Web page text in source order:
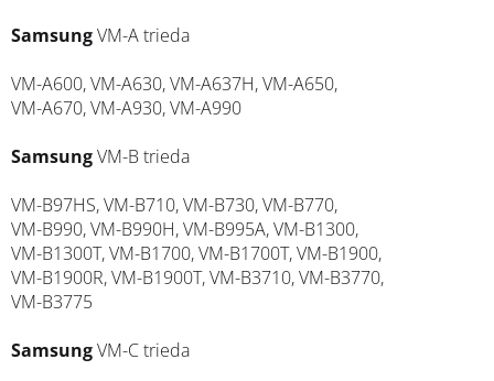
SamsungVM-A trieda
VM-A600, VM-A630, VM-A637H, VM-A650,
VM-A670, VM-A930, VM-A990
SamsungVM-B trieda
VM-B97HS, VM-B710, VM-B730, VM-B770,
VM-B990, VM-B990H, VM-B995A, VM-B1300,
VM-B1300T, VM-B1700, VM-B1700T, VM-B1900,
VM-B1900R, VM-B1900T, VM-B3710, VM-B3770,
VM-B3775
SamsungVM-C trieda